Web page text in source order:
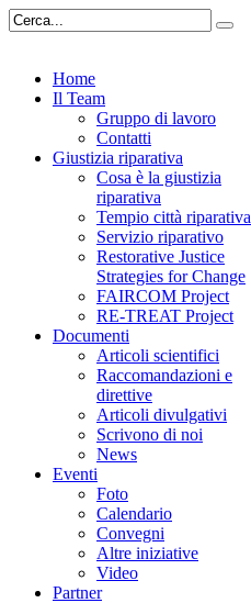
Home
Il Team
Gruppo di lavoro
Contatti
Giustizia riparativa
Cosa è la giustizia
riparativa
Tempio città riparativa
Servizio riparativo
Restorative Justice
Strategies for Change
FAIRCOM Project
RE-TREAT Project
Documenti
Articoli scientifici
Raccomandazioni e
direttive
Articoli divulgativi
Scrivono di noi
News
Eventi
Foto
Calendario
Convegni
Altre iniziative
Video
Partner